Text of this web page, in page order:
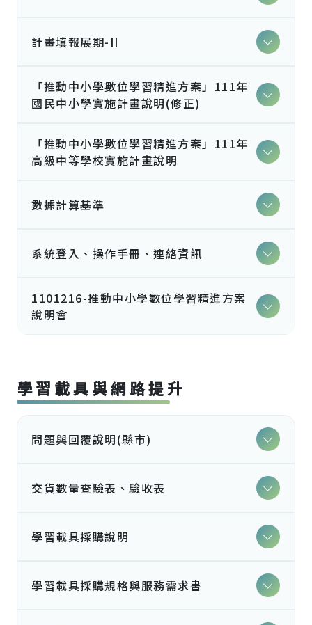
計畫填報展期-II
「推動中小學數位學習精進方案」111年
國民中小學實施計畫說明(修正)
「推動中小學數位學習精進方案」111年
高級中等學校實施計畫說明
數據計算基準
系統登入、操作手冊、連絡資訊
1101216-推動中小學數位學習精進方案
說明會
學習載具與網路提升
問題與回覆說明(縣市)
交貨數量查驗表、驗收表
學習載具採購說明
學習載具採購規格與服務需求書